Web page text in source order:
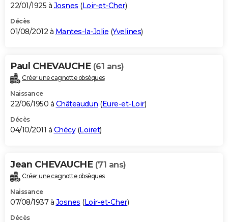
22/01/1925 à Josnes (Loir-et-Cher)
Décès
01/08/2012 à Mantes-la-Jolie (Yvelines)
Paul CHEVAUCHE (61 ans)
Créer une cagnotte obsèques
Naissance
22/06/1950 à Châteaudun (Eure-et-Loir)
Décès
04/10/2011 à Chécy(Loiret)
Jean CHEVAUCHE (71 ans)
Créer une cagnotte obsèques
Naissance
07/08/1937 à Josnes (Loir-et-Cher)
Décès